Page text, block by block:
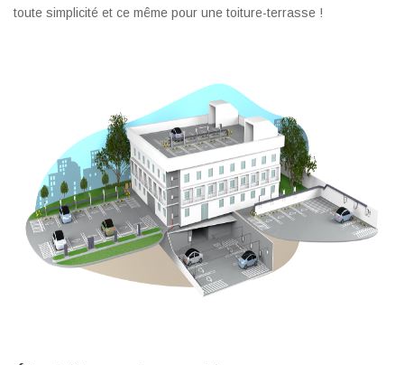
toute simplicité et ce même pour une toiture-terrasse !